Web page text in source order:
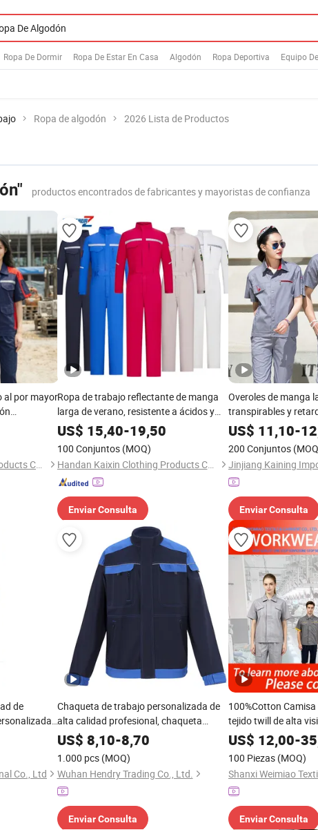
Ropa De Dormir Ropa De Estar En Casa Algodón Ropa Deportiva Equipo
Ropa de algodón 2026 Lista de Productos
productos encontrados de fabricantes y mayoristas de confianza
al por mayor
de
Handan Kaixin Clothing Products Co., Ltd.
Ropa de trabajo reflectante de manga
larga de verano, resistente a ácidos y
ESD, de color personalizado, de poliéster
y algodón, equipo de protección
personal para plantas farmacéuticas
US$ 15,40-19,50
100 Conjuntos (MOQ)
Handan Kaixin Clothing Products Co., Ltd.
Enviar Consulta
Overoles de manga
transpirables y
para trabajo en
US$ 11,10-
200 Conjuntos
Enviar Consulta
de
Co., Ltd
Chaqueta de trabajo personalizada de
alta calidad profesional, chaqueta
protectora, ropa de seguridad, ropa de
construcción, uniforme industrial de
algodón
US$ 8,10-8,70
1.000 pcs (MOQ)
Wuhan Hendry Trading Co., Ltd.
Enviar Consulta
100%Cotton
tejido twill de alta
trabajo de
construcción,
mecánica, trabajo
soldadura, trabajo
US$ 12,00-
100 Piezas (MOQ)
Enviar Consulta